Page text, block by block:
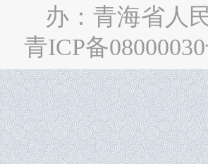
办： 青海省人
青ICP备